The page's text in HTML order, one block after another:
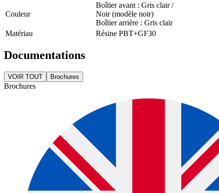
Couleur
Boîtier avant : Gris clair /
Noir (modèle noir)
Boîtier arrière : Gris clair
Matériau
Résine PBT+GF30
Documentations
VOIR TOUT Brochures
Brochures